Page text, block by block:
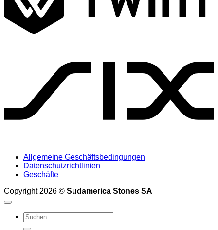
Allgemeine Geschäftsbedingungen
Datenschutzrichtlinien
Geschäfte
Copyright 2026 © Sudamerica Stones SA
Suche
nach: